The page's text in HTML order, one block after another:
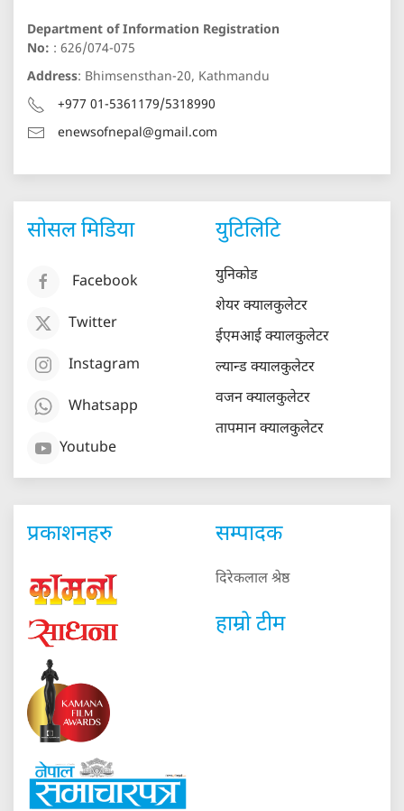
Department of Information Registration
No: : 626/074-075
Address: Bhimsensthan-20, Kathmandu
+977 01-5361179/5318990
enewsofnepal@gmail.com
सोसल मिडिया
Facebook
Twitter
Instagram
Whatsapp
Youtube
युटिलिटि
युनिकोड
शेयर क्यालकुलेटर
ईएमआई क्यालकुलेटर
ल्यान्ड क्यालकुलेटर
वजन क्यालकुलेटर
तापमान क्यालकुलेटर
प्रकाशनहरु सम्पादक
दिरेकलाल श्रेष्ठ
हाम्रो टीम